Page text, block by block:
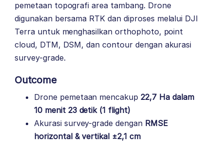
pemetaan topografi area tambang. Drone
digunakan bersama RTK dan diproses melalui DJI
Terra untuk menghasilkan orthophoto, point
cloud, DTM, DSM, dan contour dengan akurasi
survey-grade.
Outcome
Drone pemetaan mencakup22,7 Ha dalam
10 menit 23 detik (1 flight)
Akurasi survey-grade dengan RMSE
horizontal & vertikal ±2,1 cm